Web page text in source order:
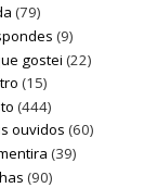
(79)
(9)
gostei (22)
(15)
(444)
ouvidos (60)
(39)
(90)